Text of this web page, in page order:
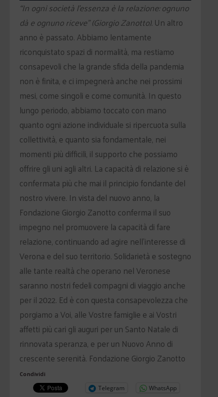
“In ogni società l’essenza è la relazione:ognuno
dà e ognuno riceve”(Giorgio Zanotto). Un altro
anno è passato. Abbiamo lentamente
riconquistato spazi di normalità, ma restiamo
consapevoli che la grande sfida della pandemia
non è finita, e ci impegnerà anche nei prossimi
mesi, come singoli e come comunità. In questo
lungo periodo, abbiamo toccato con mano
quanto ogni azione individuale si ripercuota sulla
collettività, e quanto sia fondamentale, nei
momenti più difficili, il supporto che possiamo
offrire gli uni agli altri. La capacità di relazione si è
confermata più che mai il principio fondante del
nostro vivere. In vista del nuovo anno, la
Fondazione Giorgio Zanotto conferma il suo
impegno nel promuovere la capacità di fare
relazione, continuando ad agire nell’interesse di
Verona e del suo territorio. Solidarietà e sostegno
alle tante realtà che operano nel Veronese
saranno nostri fedeli compagni di viaggio anche
per il 2022. Ed è con questa consapevolezza che
porgiamo a Voi, alle Vostre famiglie e ai Vostri
affetti più cari gli auguri per un Santo Natale di
rinnovata speranza, e per un Nuovo Anno di
crescente serenità. Fondazione Giorgio Zanotto
Condividi
Telegram WhatsApp